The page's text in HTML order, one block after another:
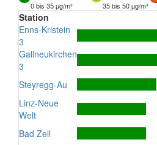
0 bis 35 µg/m³
35 bis 50 µg/m³
Station
Enns-Kristein
3
Gallneukirchen
3
Steyregg-Au
Linz-Neue
Welt
Bad Zell